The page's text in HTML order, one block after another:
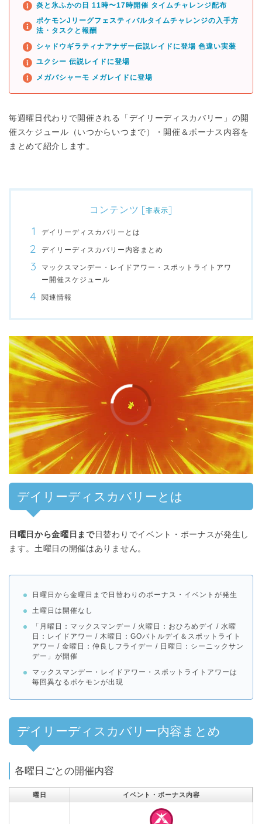
炎と氷ふかの日 11時〜17時開催 タイムチャレンジ配布
ポケモンJリーグフェスティバルタイムチャレンジの入手方
法・タスクと報酬
シャドウギラティナアナザー伝説レイドに登場 色違い実装
ユクシー 伝説レイドに登場
メガバシャーモ メガレイドに登場
毎週曜日代わりで開催される「デイリーディスカバリー」の開
催スケジュール（いつからいつまで）・開催＆ボーナス内容を
まとめて紹介します。
コンテンツ [非表示]
デイリーディスカバリーとは
デイリーディスカバリー内容まとめ
マックスマンデー・レイドアワー・スポットライトアワ
ー開催スケジュール
関連情報
00:00 /01:00
デイリーディスカバリーとは
日曜日から金曜日まで日替わりでイベント・ボーナスが発生し
ます。土曜日の開催はありません。
日曜日から金曜日まで日替わりのボーナス・イベントが発生
土曜日は開催なし
「月曜日：マックスマンデー / 火曜日：おひろめデイ / 水曜
日：レイドアワー / 木曜日：GOバトルデイ＆スポットライト
アワー / 金曜日：仲良しフライデー / 日曜日：シーニックサン
デー」が開催
マックスマンデー・レイドアワー・スポットライトアワーは
毎回異なるポケモンが出現
デイリーディスカバリー内容まとめ
各曜日ごとの開催内容
曜日 イベント・ボーナス内容